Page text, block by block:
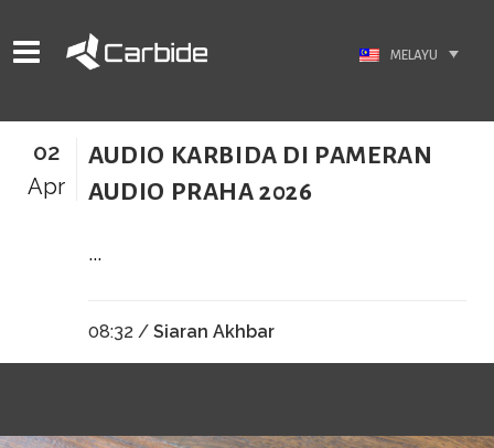
MELAYU
02
Apr
AUDIO KARBIDA DI PAMERAN
AUDIO PRAHA 2026
...
08:32 / Siaran Akhbar